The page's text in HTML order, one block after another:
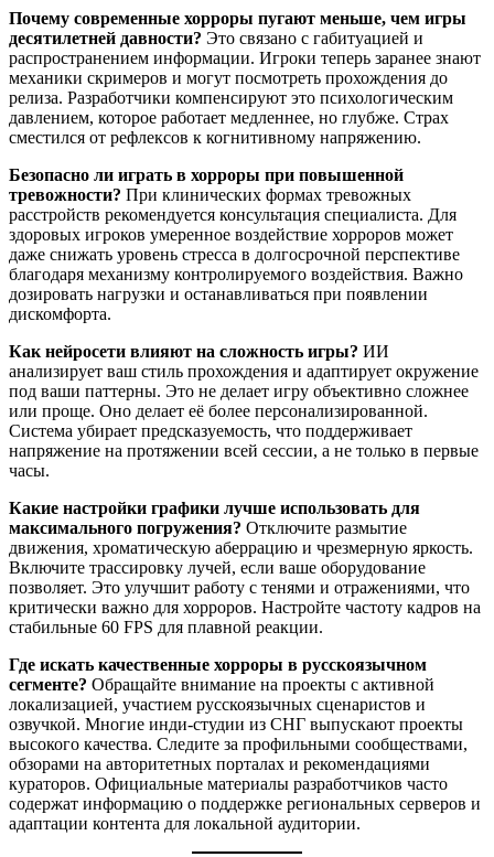
Почему современные хорроры пугают меньше, чем игры
десятилетней давности? Это связано с габитуацией и
распространением информации. Игроки теперь заранее знают
механики скримеров и могут посмотреть прохождения до
релиза. Разработчики компенсируют это психологическим
давлением, которое работает медленнее, но глубже. Страх
сместился от рефлексов к когнитивному напряжению.
Безопасно ли играть в хорроры при повышенной
тревожности? При клинических формах тревожных
расстройств рекомендуется консультация специалиста. Для
здоровых игроков умеренное воздействие хорроров может
даже снижать уровень стресса в долгосрочной перспективе
благодаря механизму контролируемого воздействия. Важно
дозировать нагрузки и останавливаться при появлении
дискомфорта.
Как нейросети влияют на сложность игры? ИИ
анализирует ваш стиль прохождения и адаптирует окружение
под ваши паттерны. Это не делает игру объективно сложнее
или проще. Оно делает её более персонализированной.
Система убирает предсказуемость, что поддерживает
напряжение на протяжении всей сессии, а не только в первые
часы.
Какие настройки графики лучше использовать для
максимального погружения? Отключите размытие
движения, хроматическую аберрацию и чрезмерную яркость.
Включите трассировку лучей, если ваше оборудование
позволяет. Это улучшит работу с тенями и отражениями, что
критически важно для хорроров. Настройте частоту кадров на
стабильные 60 FPS для плавной реакции.
Где искать качественные хорроры в русскоязычном
сегменте? Обращайте внимание на проекты с активной
локализацией, участием русскоязычных сценаристов и
озвучкой. Многие инди-студии из СНГ выпускают проекты
высокого качества. Следите за профильными сообществами,
обзорами на авторитетных порталах и рекомендациями
кураторов. Официальные материалы разработчиков часто
содержат информацию о поддержке региональных серверов и
адаптации контента для локальной аудитории.